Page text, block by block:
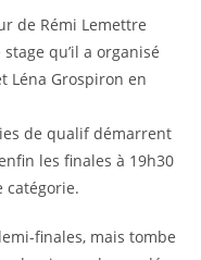
de Rémi Lemettre
qu’il a organisé
Léna Grospiron en
de qualif démarrent
les finales à 19h30
catégorie.
finales, mais tombe